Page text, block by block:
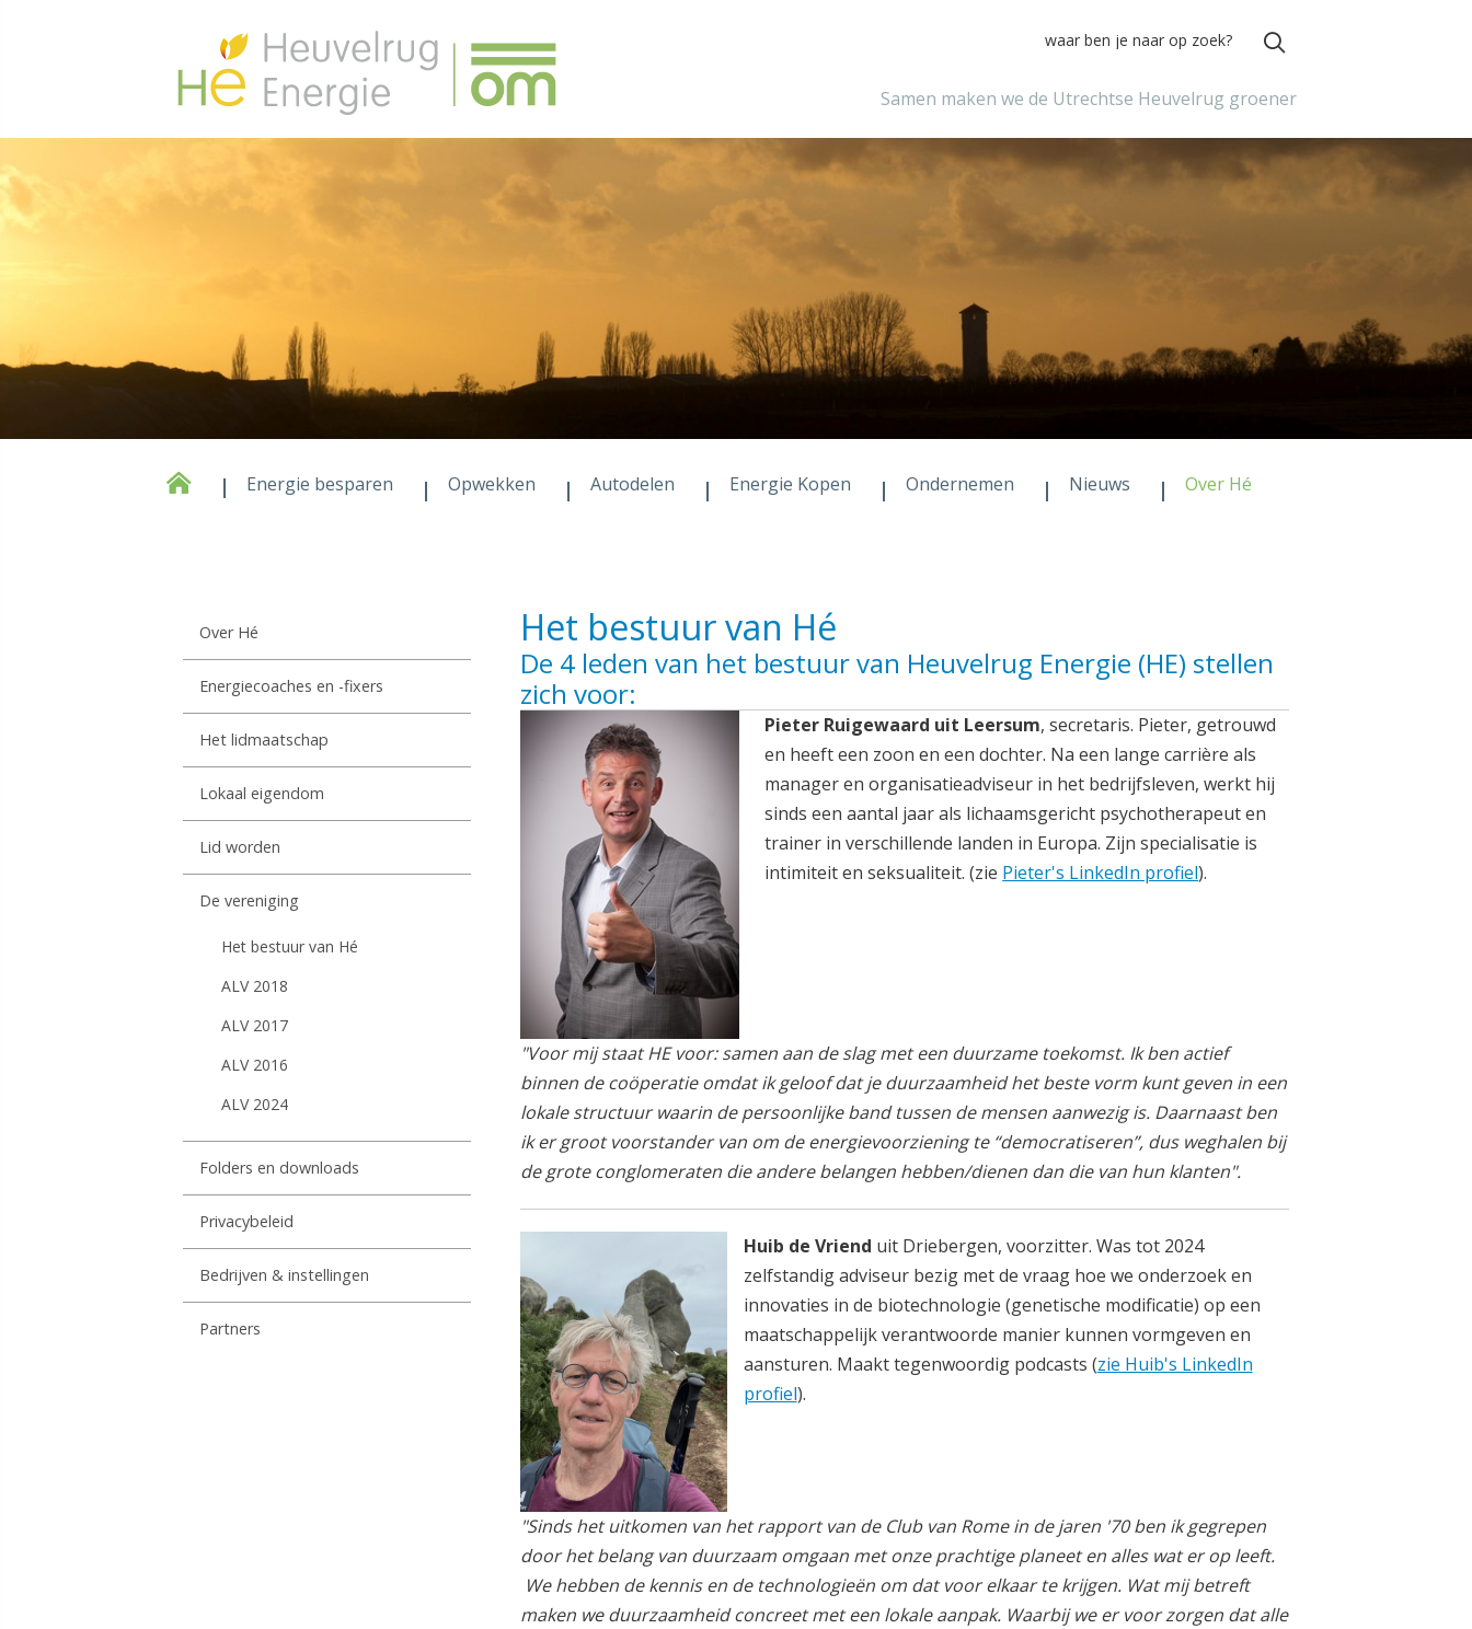
Samen maken we de Utrechtse Heuvelrug groener
Energie besparen Opwekken Autodelen Energie Kopen Ondernemen Nieuws Over Hé
Over Hé
Energiecoaches en -fixers
Het lidmaatschap
Lokaal eigendom
Lid worden
De vereniging
Het bestuur van Hé
ALV 2018
ALV 2017
ALV 2016
ALV 2024
Folders en downloads
Privacybeleid
Bedrijven & instellingen
Partners
Het bestuur van Hé
De 4 leden van het bestuur van Heuvelrug Energie (HE) stellen
zich voor:
Pieter Ruigewaard uit Leersum, secretaris. Pieter, getrouwd
en heeft een zoon en een dochter. Na een lange carrière als
manager en organisatieadviseur in het bedrijfsleven, werkt hij
sinds een aantal jaar als lichaamsgericht psychotherapeut en
trainer in verschillende landen in Europa. Zijn specialisatie is
intimiteit en seksualiteit. (zie Pieter's LinkedIn profiel).
"Voor mij staat HE voor: samen aan de slag met een duurzame toekomst. Ik ben actief
binnen de coöperatie omdat ik geloof dat je duurzaamheid het beste vorm kunt geven in een
lokale structuur waarin de persoonlijke band tussen de mensen aanwezig is. Daarnaast ben
ik er groot voorstander van om de energievoorziening te “democratiseren”, dus weghalen bij
de grote conglomeraten die andere belangen hebben/dienen dan die van hun klanten".
Huib de Vriend uit Driebergen, voorzitter. Was tot 2024
zelfstandig adviseur bezig met de vraag hoe we onderzoek en
innovaties in de biotechnologie (genetische modificatie) op een
maatschappelijk verantwoorde manier kunnen vormgeven en
aansturen. Maakt tegenwoordig podcasts (zie Huib's LinkedIn
profiel).
"Sinds het uitkomen van het rapport van de Club van Rome in de jaren '70 ben ik gegrepen
door het belang van duurzaam omgaan met onze prachtige planeet en alles wat er op leeft.
We hebben de kennis en de technologieën om dat voor elkaar te krijgen. Wat mij betreft
maken we duurzaamheid concreet met een lokale aanpak. Waarbij we er voor zorgen dat alle